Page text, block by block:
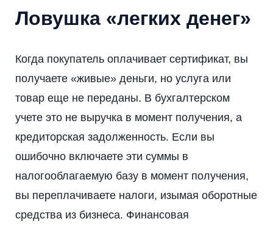
Ловушка «легких денег»
Когда покупатель оплачивает сертификат, вы
получаете «живые» деньги, но услуга или
товар еще не переданы. В бухгалтерском
учете это не выручка в момент получения, а
кредиторская задолженность. Если вы
ошибочно включаете эти суммы в
налогооблагаемую базу в момент получения,
вы переплачиваете налоги, изымая оборотные
средства из бизнеса. Финансовая